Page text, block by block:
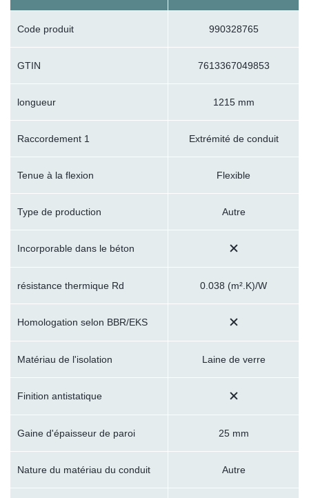
Code produit 990328765
GTIN 7613367049853
longueur 1215 mm
Raccordement 1 Extrémité de conduit
Tenue à la flexion Flexible
Type de production Autre
Incorporable dans le béton
résistance thermique Rd 0.038 (m².K)/W
Homologation selon BBR/EKS
Matériau de l'isolation Laine de verre
Finition antistatique
Gaine d'épaisseur de paroi 25 mm
Nature du matériau du conduit Autre